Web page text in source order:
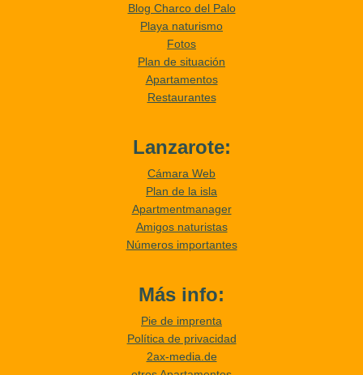
Blog Charco del Palo
Playa naturismo
Fotos
Plan de situación
Apartamentos
Restaurantes
Lanzarote:
Cámara Web
Plan de la isla
Apartmentmanager
Amigos naturistas
Números importantes
Más info:
Pie de imprenta
Política de privacidad
2ax-media.de